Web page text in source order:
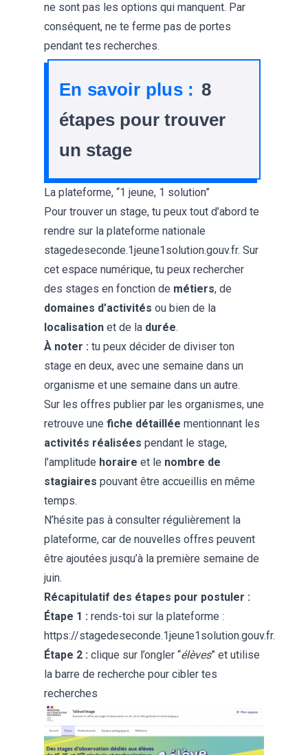
ne sont pas les options qui manquent. Par
conséquent, ne te ferme pas de portes
pendant tes recherches.
En savoir plus : 8
étapes pour trouver
un stage
La plateforme, “1 jeune, 1 solution”
Pour trouver un stage, tu peux tout d’abord te
rendre sur la plateforme nationale
stagedeseconde.1jeune1solution.gouv.fr. Sur
cet espace numérique, tu peux rechercher
des stages en fonction de métiers, de
domaines d’activités ou bien de la
localisation et de la durée.
À noter : tu peux décider de diviser ton
stage en deux, avec une semaine dans un
organisme et une semaine dans un autre.
Sur les offres publier par les organismes, une
retrouve une fiche détaillée mentionnant les
activités réalisées pendant le stage,
l’amplitude horaire et le nombre de
stagiaires pouvant être accueillis en même
temps.
N’hésite pas à consulter régulièrement la
plateforme, car de nouvelles offres peuvent
être ajoutées jusqu’à la première semaine de
juin.
Récapitulatif des étapes pour postuler :
Étape 1 : rends-toi sur la plateforme :
https://stagedeseconde.1jeune1solution.gouv.fr.
Étape 2 : clique sur l’ongler “élèves” et utilise
la barre de recherche pour cibler tes
recherches